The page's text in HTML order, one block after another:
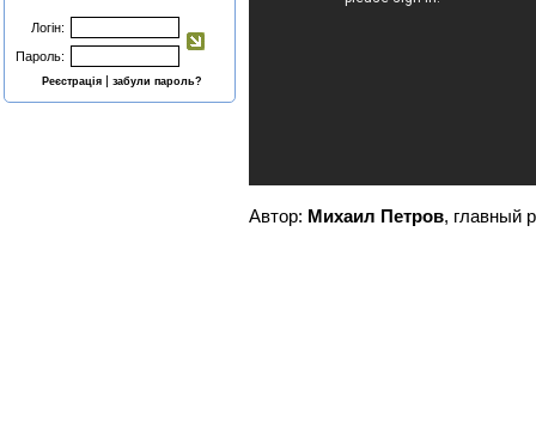
Логін:
Пароль:
Реєстрація |забули пароль?
Автор: Михаил Петров, главный